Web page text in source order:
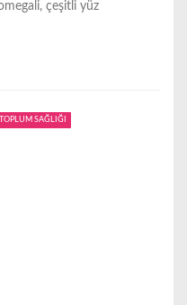
çeşitli yüz
TOPLUM SAĞLIĞI